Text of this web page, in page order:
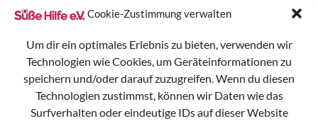
Cookie-Zustimmung verwalten
Um dir ein optimales Erlebnis zu bieten, verwenden wir
Technologien wie Cookies, um Geräteinformationen zu
speichern und/oder darauf zuzugreifen. Wenn du diesen
Technologien zustimmst, können wir Daten wie das
Surfverhalten oder eindeutige IDs auf dieser Website